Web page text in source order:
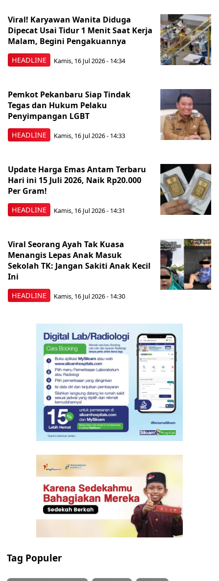
HEADLINE
Viral! Karyawan Wanita Diduga
Dipecat Usai Tidur 1 Menit Saat Kerja
Malam, Begini Pengakuannya
Kamis, 16 Jul 2026 - 14:34
HEADLINE
Pemkot Pekanbaru Siap Tindak
Tegas dan Hukum Pelaku
Penyimpangan LGBT
Kamis, 16 Jul 2026 - 14:33
HEADLINE
Update Harga Emas Antam Terbaru
Hari ini 15 Juli 2026, Naik Rp20.000
Per Gram!
Kamis, 16 Jul 2026 - 14:31
HEADLINE
Viral Seorang Ayah Tak Kuasa
Menangis Lepas Anak Masuk
Sekolah TK: Jangan Sakiti Anak Kecil
Ini
Kamis, 16 Jul 2026 - 14:30
Tag Populer